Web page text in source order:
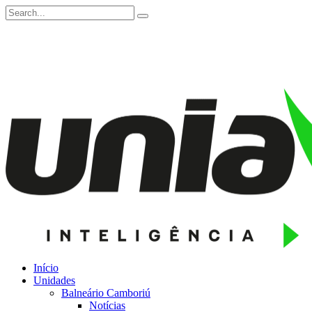
Início
Unidades
Balneário Camboriú
Notícias